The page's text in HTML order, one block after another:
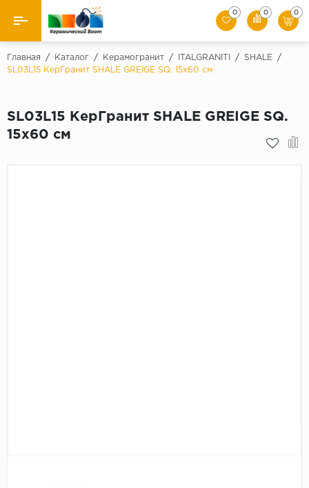
Назад
Керамическая плитка
0 0 0
Главная / Каталог / Керамогранит / ITALGRANITI / SHALE
/
SL03L15 КерГранит SHALE GREIGE SQ. 15x60 см
SL03L15 КерГранит SHALE GREIGE SQ.
15x60 см